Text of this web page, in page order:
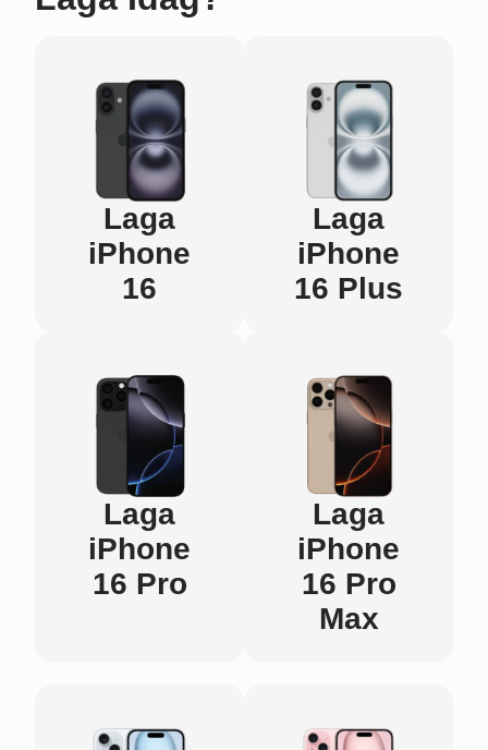
Laga
iPhone
16
Laga
iPhone
16 Plus
Laga
iPhone
16 Pro
Laga
iPhone
16 Pro
Max